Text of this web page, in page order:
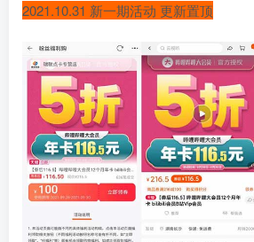
2021.10.31 新一期活动 更新置顶